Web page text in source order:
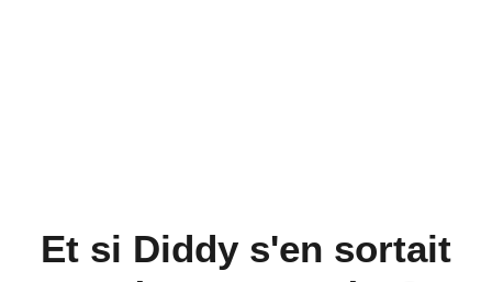
Et si Diddy s'en sortait